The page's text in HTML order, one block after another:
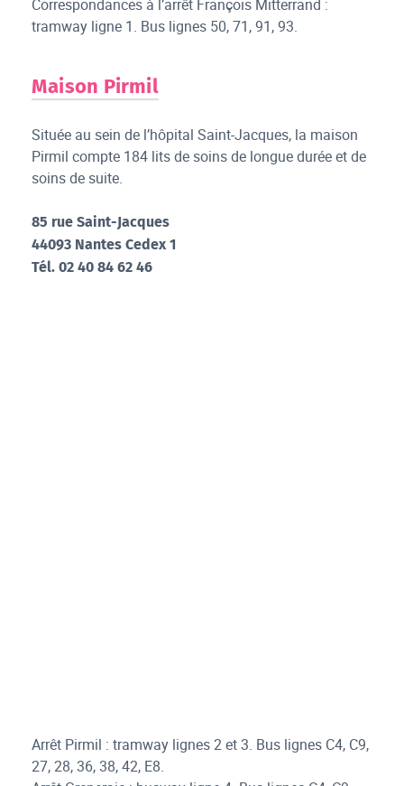
Correspondances à l’arrêt François Mitterrand :
tramway ligne 1. Bus lignes 50, 71, 91, 93.
Maison Pirmil
Située au sein de l’hôpital Saint-Jacques, la maison
Pirmil compte 184 lits de soins de longue durée et de
soins de suite.
85 rue Saint-Jacques
44093 Nantes Cedex 1
Tél. 02 40 84 62 46
Arrêt Pirmil : tramway lignes 2 et 3. Bus lignes C4, C9,
27, 28, 36, 38, 42, E8.